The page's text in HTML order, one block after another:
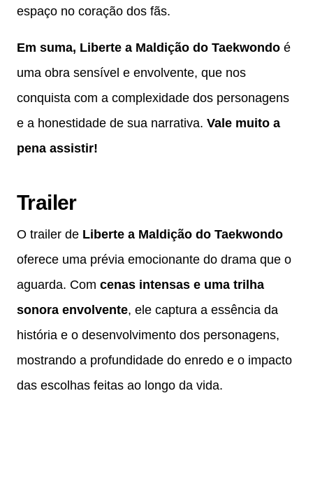
espaço no coração dos fãs.
Em suma, Liberte a Maldição do Taekwondo é
uma obra sensível e envolvente, que nos
conquista com a complexidade dos personagens
e a honestidade de sua narrativa. Vale muito a
pena assistir!
Trailer
O trailer de Liberte a Maldição do Taekwondo
oferece uma prévia emocionante do drama que o
aguarda. Com cenas intensas e uma trilha
sonora envolvente, ele captura a essência da
história e o desenvolvimento dos personagens,
mostrando a profundidade do enredo e o impacto
das escolhas feitas ao longo da vida.